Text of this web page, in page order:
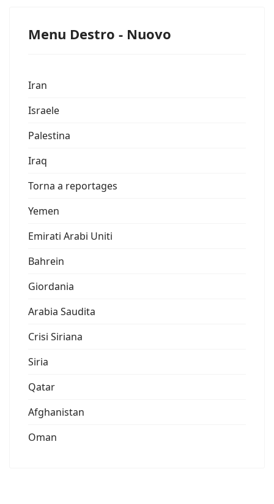
Menu Destro - Nuovo
Iran
Israele
Palestina
Iraq
Torna a reportages
Yemen
Emirati Arabi Uniti
Bahrein
Giordania
Arabia Saudita
Crisi Siriana
Siria
Qatar
Afghanistan
Oman